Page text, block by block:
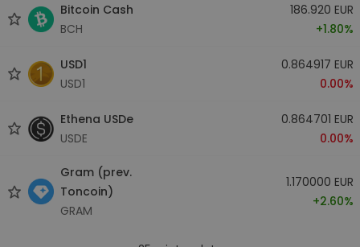
Bitcoin Cash
BCH
186.920 EUR
+1.80%
USD1
USD1
0.864917 EUR
0.00%
Ethena USDe
USDE
0.864701 EUR
0.00%
Gram (prev.
Toncoin)
GRAM
1.170000 EUR
+2.60%